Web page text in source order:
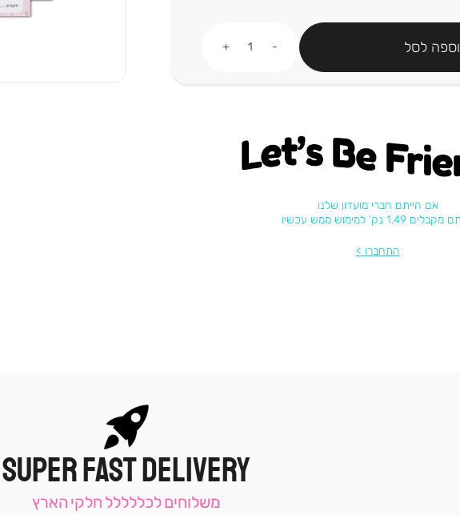
לסל
Let's be
אם הייתם חברי מועדון שלנו
1.49 נק' למימוש ממש עכשיו
התחברו
|
תומכי
-
SUPER FAST DELIVERY
משלוחים לכללללל חלקי הארץ